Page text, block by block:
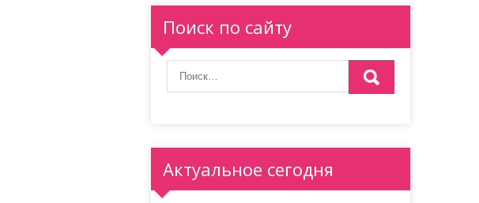
Поиск по сайту
Актуальное сегодня